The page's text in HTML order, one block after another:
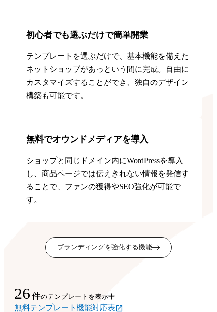
初心者でも選ぶだけで簡単開業
テンプレートを選ぶだけで、基本機能を備えた
ネットショップがあっという間に完成。自由に
カスタマイズすることができ、独自のデザイン
構築も可能です。
無料でオウンドメディアを導入
ショップと同じドメイン内にWordPressを導入
し、商品ページでは伝えきれない情報を発信す
ることで、ファンの獲得やSEO強化が可能で
す。
ブランディングを強化する機能
26 件のテンプレートを表示中
無料テンプレート機能対応表